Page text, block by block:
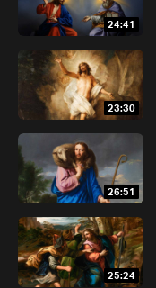
24:41
23:30
26:51
25:24